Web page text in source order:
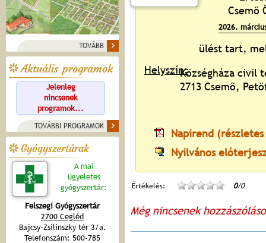
TOVÁBB
Aktuális programok
Jelenleg
nincsenek
programok...
TOVÁBBI PROGRAMOK
Gyógyszertárak
A mai
ügyeletes
gyógyszertár:
Felszegi Gyógyszertár
2700 Cegléd
Bajcsy-Zsilinszky tér 3/a.
Telefonszám: 500-785
Csemő
2026.
ülést tart,
Helyszín:Községháza civil
2713 Csemő,
Napirend
Nyilvános
Értékelés: 0/0
Még nincsenek